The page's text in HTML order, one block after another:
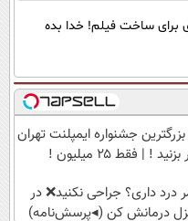
و بودجه 150 میلیاردی برای ساخت فیلم! خدا بده
جشنواره ایمپلنت تهران
! | فقط ۲۵ میلیون !
درد داری؟ جراحی نکنید❌ در
درمانش کن (◂پرسش‌نامه)